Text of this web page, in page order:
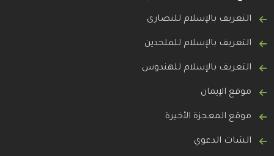
التعريف بالإسلام للنصارى
التعريف بالإسلام للملحدين
التعريف بالإسلام للهندوس
موقع الإيمان
موقع المعجزة الأخيرة
الشات الدعوي